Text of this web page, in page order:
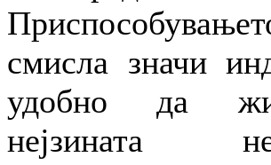
смисла значи
удобно да
нејзината